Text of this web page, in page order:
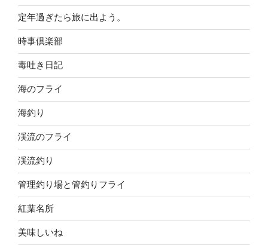
定年過ぎたら旅に出よう。
時事倶楽部
毒吐き日記
海のフライ
海釣り
渓流のフライ
渓流釣り
管理釣り場と管釣りフライ
紅葉名所
美味しいね